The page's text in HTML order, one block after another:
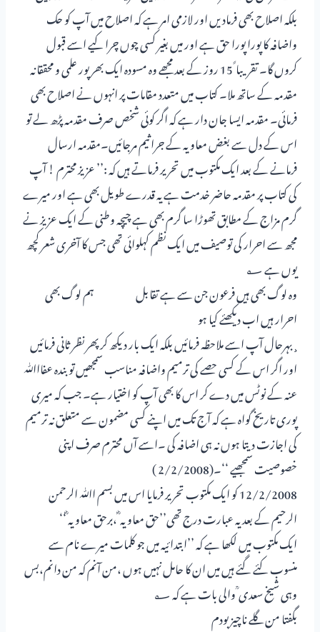
بلکہ اصلاح بھی فرمادیں اور لازمی امر ہے کہ اصلاح میں آپ کو حک
واضافہ کا پورا پورا حق ہے اور میں بغیر کسی چوں چرا کیے اسے قبول
کروں گا۔ تقریبا ً 15 روز کے بعد مجھے وہ مسودہ ایک بھرپور علمی و محققانہ
مقدمہ کے ساتھ ملا۔ کتاب میں متعدد مقامات پر انہوں نے اصلاح بھی
فرمائی۔ مقدمہ ایسا جان دار ہے کہ اگر کوئی شخص صرف مقدمہ پڑھ لے تو
اس کے دل سے بغض معاویہ کے جراثیم مرجائیں۔مقدمہ ارسال
فرمانے کے بعد ایک مکتوب میں تحریر فرماتے ہیں کہ :’’ عزیز محترم ! آپ
کی کتاب پر مقدمہ حاضر خدمت ہے یہ قدرے طویل بھی ہے اور میرے
گرم مزاج کے مطابق تھوڑا سا گرم بھی ہے چیچہ وطنی کے ایک عزیز نے
مجھ سے احرار کی توصیف میں ایک نظم کہلوائی تھی جس کا آخری شعر کچھ
یوں ہے ؂
وہ لوگ بھی ہیں فرعون جن سے ہے تقابل ہم لوگ بھی
احرار ہیں اب دیکھئے کیا ہو
¸ بہرحال آپ اسے ملاحظہ فرمائیں بلکہ ایک بار دیکھ کر پھر نظر ثانی فرمائیں
اور اگر اس کے کسی حصے کی ترمیم واضافہ مناسب سمجھیں تو بندہ عفااﷲ
عنہ کے نوٹس میں دے کر اس کا بھی آپ کو اختیار ہے۔ جب کہ میری
پوری تاریخ گواہ ہے کہ آج تک میں اپنے کسی مضمون سے متعلق نہ ترمیم
کی اجازت دیتا ہوں نہ ہی اضافہ کی ۔اسے آں محترم صرف اپنی
خصوصیت سمجھیے ‘‘۔(2/2/2008 )
12/2/2008 کو ایک مکتوب تحریر فرمایا اس میں بسم اﷲ الرحمن
الرحیم کے بعد یہ عبارت درج تھی’’حق معاویہ ؓ ،برحق معاویہ ؓ‘‘
ایک مکتوب میں لکھا ہے کہ ’’ابتدائیہ میں جو کلمات میرے نام سے
منسوب کئے گئے ہیں میں ان کا حامل نہیں ہوں ،من آنم کہ من دانم،بس
وہی شیخ سعدی ؒ والی بات ہے کہ ؂
بگفتا من گلے ناچیز بودم